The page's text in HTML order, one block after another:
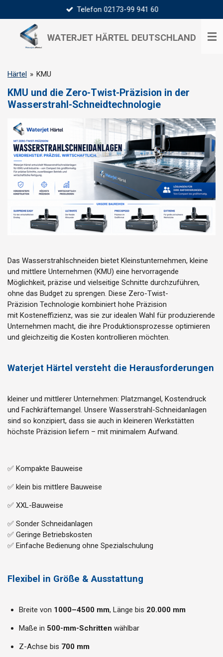
Hauptinhalt
springen
WATERJET HÄRTEL DEUTSCHLAND
Telefon 02173-99 941 60
Härtel » KMU
KMU und die Zero-Twist-Präzision in der
Wasserstrahl-Schneidtechnologie
Das Wasserstrahlschneiden bietet Kleinstunternehmen, kleine
und mittlere Unternehmen (KMU) eine hervorragende
Möglichkeit, präzise und vielseitige Schnitte durchzuführen,
ohne das Budget zu sprengen. Diese Zero-Twist-
Präzision Technologie kombiniert hohe Präzision
mit Kosteneffizienz, was sie zur idealen Wahl für produzierende
Unternehmen macht, die ihre Produktionsprozesse optimieren
und gleichzeitig die Kosten kontrollieren möchten.
Waterjet Härtel versteht die Herausforderungen
kleiner und mittlerer Unternehmen: Platzmangel, Kostendruck
und Fachkräftemangel. Unsere Wasserstrahl-Schneidanlagen
sind so konzipiert, dass sie auch in kleineren Werkstätten
höchste Präzision liefern – mit minimalem Aufwand.
✅ Kompakte Bauweise
✅ klein bis mittlere Bauweise
✅ XXL-Bauweise
✅ Sonder Schneidanlagen
✅ Geringe Betriebskosten
✅ Einfache Bedienung ohne Spezialschulung
Flexibel in Größe & Ausstattung
Breite von 1000–4500 mm, Länge bis 20.000 mm
Maße in 500-mm-Schritten wählbar
Z-Achse bis 700 mm